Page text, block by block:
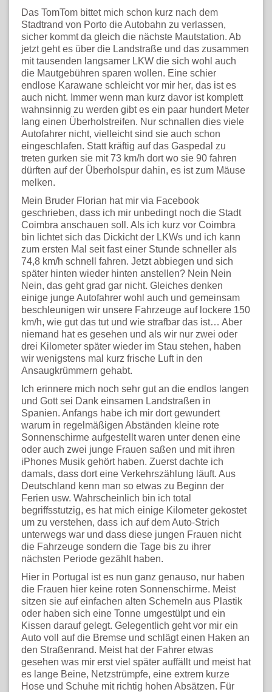
Das TomTom bittet mich schon kurz nach dem
Stadtrand von Porto die Autobahn zu verlassen,
sicher kommt da gleich die nächste Mautstation. Ab
jetzt geht es über die Landstraße und das zusammen
mit tausenden langsamer LKW die sich wohl auch
die Mautgebühren sparen wollen. Eine schier
endlose Karawane schleicht vor mir her, das ist es
auch nicht. Immer wenn man kurz davor ist komplett
wahnsinnig zu werden gibt es ein paar hundert Meter
lang einen Überholstreifen. Nur schnallen dies viele
Autofahrer nicht, vielleicht sind sie auch schon
eingeschlafen. Statt kräftig auf das Gaspedal zu
treten gurken sie mit 73 km/h dort wo sie 90 fahren
dürften auf der Überholspur dahin, es ist zum Mäuse
melken.
Mein Bruder Florian hat mir via Facebook
geschrieben, dass ich mir unbedingt noch die Stadt
Coimbra anschauen soll. Als ich kurz vor Coimbra
bin lichtet sich das Dickicht der LKWs und ich kann
zum ersten Mal seit fast einer Stunde schneller als
74,8 km/h schnell fahren. Jetzt abbiegen und sich
später hinten wieder hinten anstellen? Nein Nein
Nein, das geht grad gar nicht. Gleiches denken
einige junge Autofahrer wohl auch und gemeinsam
beschleunigen wir unsere Fahrzeuge auf lockere 150
km/h, wie gut das tut und wie strafbar das ist… Aber
niemand hat es gesehen und als wir nur zwei oder
drei Kilometer später wieder im Stau stehen, haben
wir wenigstens mal kurz frische Luft in den
Ansaugkrümmern gehabt.
Ich erinnere mich noch sehr gut an die endlos langen
und Gott sei Dank einsamen Landstraßen in
Spanien. Anfangs habe ich mir dort gewundert
warum in regelmäßigen Abständen kleine rote
Sonnenschirme aufgestellt waren unter denen eine
oder auch zwei junge Frauen saßen und mit ihren
iPhones Musik gehört haben. Zuerst dachte ich
damals, dass dort eine Verkehrszählung läuft. Aus
Deutschland kenn man so etwas zu Beginn der
Ferien usw. Wahrscheinlich bin ich total
begriffsstutzig, es hat mich einige Kilometer gekostet
um zu verstehen, dass ich auf dem Auto-Strich
unterwegs war und dass diese jungen Frauen nicht
die Fahrzeuge sondern die Tage bis zu ihrer
nächsten Periode gezählt haben.
Hier in Portugal ist es nun ganz genauso, nur haben
die Frauen hier keine roten Sonnenschirme. Meist
sitzen sie auf einfachen alten Schemeln aus Plastik
oder haben sich eine Tonne umgestülpt und ein
Kissen darauf gelegt. Gelegentlich geht vor mir ein
Auto voll auf die Bremse und schlägt einen Haken an
den Straßenrand. Meist hat der Fahrer etwas
gesehen was mir erst viel später auffällt und meist hat
es lange Beine, Netzstrümpfe, eine extrem kurze
Hose und Schuhe mit richtig hohen Absätzen. Für